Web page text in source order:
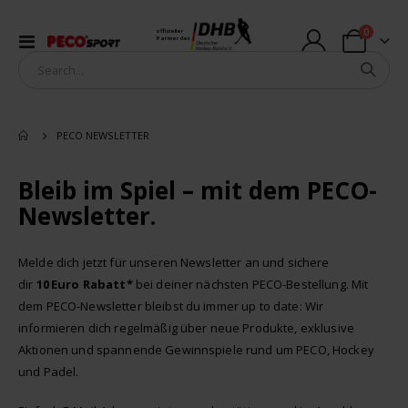
Navigation
offizieller
Partner des
Warenkorb
0Artikel
PECO NEWSLETTER
Bleib im Spiel – mit dem PECO-
Newsletter.
Melde dich jetzt für unseren Newsletter an und sichere
dir 10 Euro Rabatt*bei deiner nächsten PECO-Bestellung. Mit
dem PECO-Newsletter bleibst du immer up to date: Wir
informieren dich regelmäßig über neue Produkte, exklusive
Aktionen und spannende Gewinnspiele rund um PECO, Hockey
und Padel.